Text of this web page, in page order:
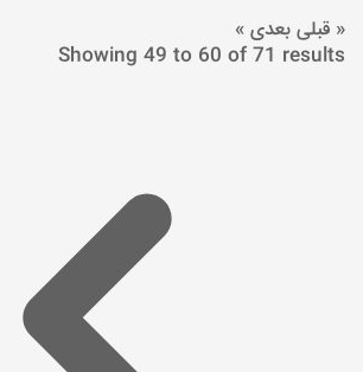
« قبلی بعدی »
Showing 49 to 60 of 71 results